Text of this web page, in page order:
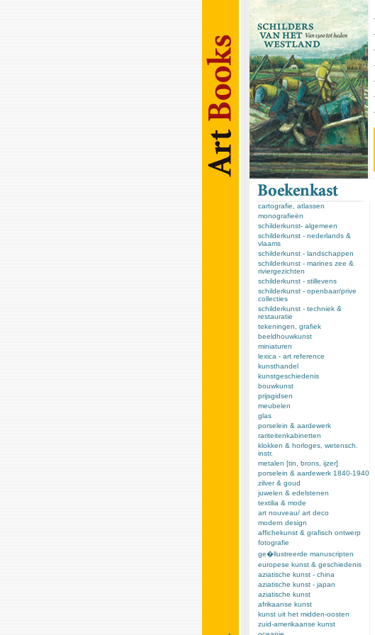
cartografie, atlassen
monografieën
schilderkunst- algemeen
schilderkunst - nederlands &
vlaams
schilderkunst - landschappen
schilderkunst - marines zee &
riviergezichten
schilderkunst - stillevens
schilderkunst - openbaar/prive
collecties
schilderkunst - techniek &
restauratie
tekeningen, grafiek
beeldhouwkunst
miniaturen
lexica - art reference
kunsthandel
kunstgeschiedenis
bouwkunst
prijsgidsen
meubelen
glas
porselein & aardewerk
rariteitenkabinetten
klokken & horloges, wetensch.
instr.
metalen [tin, brons, ijzer]
porselein & aardewerk 1840-1940
zilver & goud
juwelen & edelstenen
textilia & mode
art nouveau/ art deco
modern design
affichekunst & grafisch ontwerp
fotografie
ge�llustreerde manuscripten
europese kunst & geschiedenis
aziatische kunst - china
aziatische kunst - japan
aziatische kunst
afrikaanse kunst
kunst uit het midden-oosten
zuid-amerikaanse kunst